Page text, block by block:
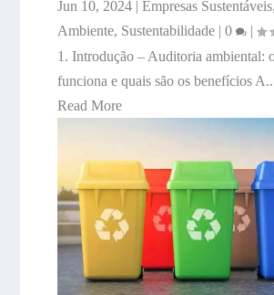
Jun 10, 2024| Empresas Sustentáveis,
Ambiente, Sustentabilidade| 0
|
1. Introdução – Auditoria ambiental:
funciona e quais são os benefícios
Read More